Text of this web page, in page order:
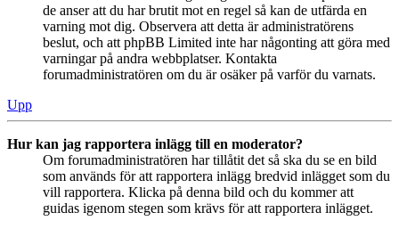
de anser att du har brutit mot en regel så kan de utfärda en
varning mot dig. Observera att detta är administratörens
beslut, och att phpBB Limited inte har någonting att göra med
varningar på andra webbplatser. Kontakta
forumadministratören om du är osäker på varför du varnats.
Upp
Hur kan jag rapportera inlägg till en moderator?
Om forumadministratören har tillåtit det så ska du se en bild
som används för att rapportera inlägg bredvid inlägget som du
vill rapportera. Klicka på denna bild och du kommer att
guidas igenom stegen som krävs för att rapportera inlägget.